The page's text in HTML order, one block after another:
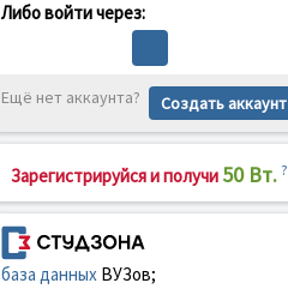
Либо войти через:
Ещё нет аккаунта? Создать аккаунт
Зарегистрируйся и получи 50 Вт. ?
база данныхВУЗов;